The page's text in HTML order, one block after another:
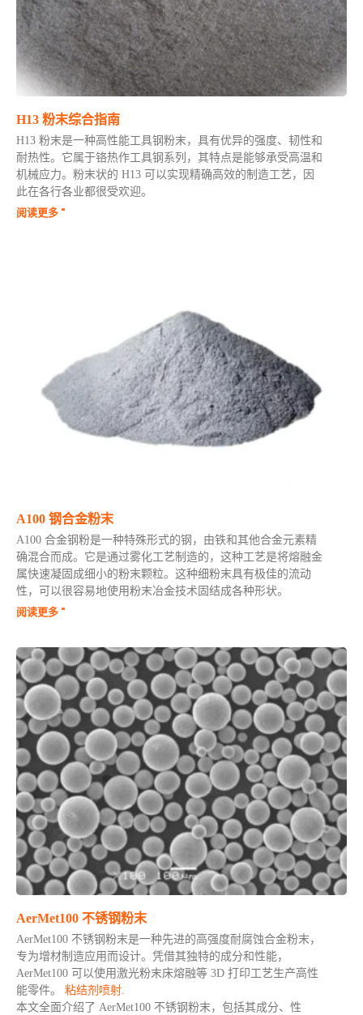
H13 粉末综合指南
H13 粉末是一种高性能工具钢粉末，具有优异的强度、韧性和
耐热性。它属于铬热作工具钢系列，其特点是能够承受高温和
机械应力。粉末状的 H13 可以实现精确高效的制造工艺，因
此在各行各业都很受欢迎。
阅读更多 "
A100 钢合金粉末
A100 合金钢粉是一种特殊形式的钢，由铁和其他合金元素精
确混合而成。它是通过雾化工艺制造的，这种工艺是将熔融金
属快速凝固成细小的粉末颗粒。这种细粉末具有极佳的流动
性，可以很容易地使用粉末冶金技术固结成各种形状。
阅读更多 "
AerMet100 不锈钢粉末
AerMet100 不锈钢粉末是一种先进的高强度耐腐蚀合金粉末，
专为增材制造应用而设计。凭借其独特的成分和性能，
AerMet100 可以使用激光粉末床熔融等 3D 打印工艺生产高性
能零件。 粘结剂喷射.
本文全面介绍了 AerMet100 不锈钢粉末，包括其成分、性